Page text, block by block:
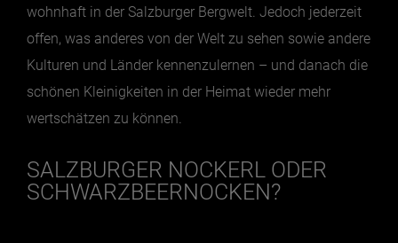
Archiv
BEITRÄGE NACH MONAT
Jänner
wohnhaft in der Salzburger Bergwelt. Jedoch jederzeit
offen, was anderes von der Welt zu sehen sowie andere
Kulturen und Länder kennenzulernen – und danach die
schönen Kleinigkeiten in der Heimat wieder mehr
wertschätzen zu können.
SALZBURGER NOCKERL ODER
SCHWARZBEERNOCKEN?